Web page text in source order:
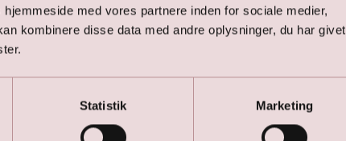
med vores partnere inden for sociale medier,
kombinere disse data med andre oplysninger, du har givet
Statistik Marketing
12.500,00 DKK